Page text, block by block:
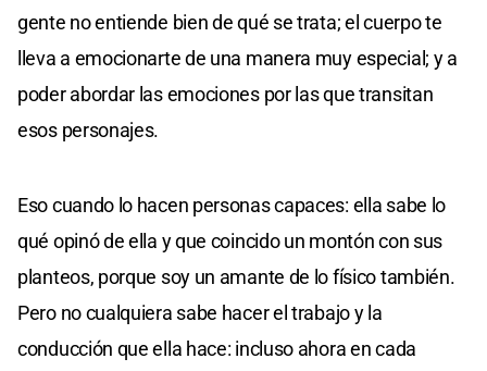
gente no entiende bien de qué se trata; el cuerpo te
lleva a emocionarte de una manera muy especial; y a
poder abordar las emociones por las que transitan
esos personajes.
Eso cuando lo hacen personas capaces: ella sabe lo
qué opinó de ella y que coincido un montón con sus
planteos, porque soy un amante de lo físico también.
Pero no cualquiera sabe hacer el trabajo y la
conducción que ella hace: incluso ahora en cada